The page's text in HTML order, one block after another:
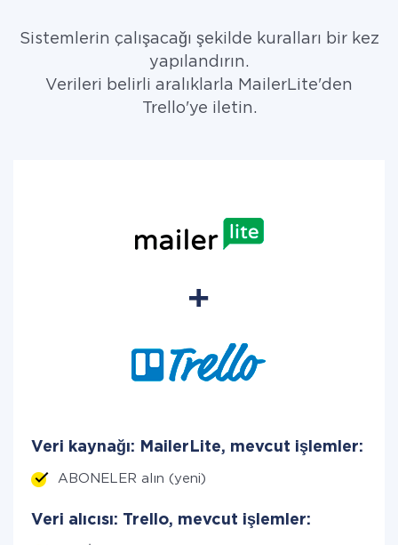
Sistemlerin çalışacağı şekilde kuralları bir kez
yapılandırın.
Verileri belirli aralıklarla MailerLite'den
Trello'ye iletin.
Veri kaynağı: MailerLite, mevcut işlemler:
ABONELER alın (yeni)
Veri alıcısı: Trello, mevcut işlemler: